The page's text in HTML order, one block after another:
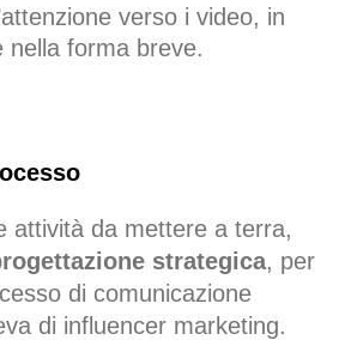
verso i video, in
nella forma breve.
attività da mettere a terra,
strategica, per
di comunicazione
di influencer marketing.